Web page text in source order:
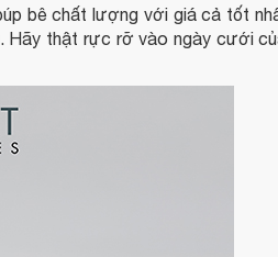
bê chất lượng với giá cả tốt
thật rực rỡ vào ngày cưới